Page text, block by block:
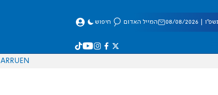
08/2026 המייל האדום חיפוש
EN
RU
AR